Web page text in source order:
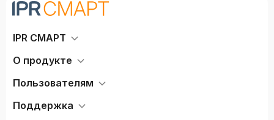
IPR СМАРТ
О продукте
Пользователям
Поддержка